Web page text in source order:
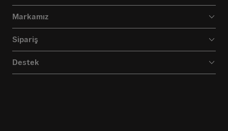
Markamız
Sipariş
Destek